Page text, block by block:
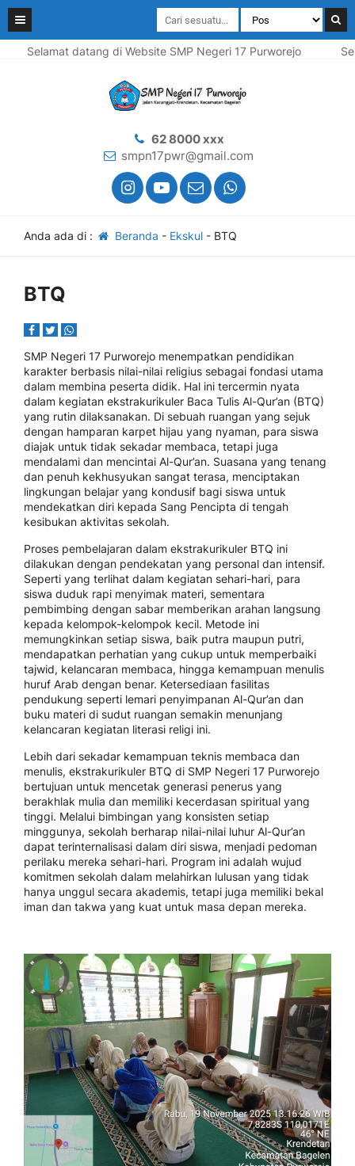
Selamat datang di Website SMP Negeri 17 Purworejo
62 8000 xxx
smpn17pwr@gmail.com
Anda ada di : Beranda - Ekskul- BTQ
BTQ
SMP Negeri 17 Purworejo menempatkan pendidikan
karakter berbasis nilai-nilai religius sebagai fondasi utama
dalam membina peserta didik. Hal ini tercermin nyata
dalam kegiatan ekstrakurikuler Baca Tulis Al-Qur’an (BTQ)
yang rutin dilaksanakan. Di sebuah ruangan yang sejuk
dengan hamparan karpet hijau yang nyaman, para siswa
diajak untuk tidak sekadar membaca, tetapi juga
mendalami dan mencintai Al-Qur’an. Suasana yang tenang
dan penuh kekhusyukan sangat terasa, menciptakan
lingkungan belajar yang kondusif bagi siswa untuk
mendekatkan diri kepada Sang Pencipta di tengah
kesibukan aktivitas sekolah.
Proses pembelajaran dalam ekstrakurikuler BTQ ini
dilakukan dengan pendekatan yang personal dan intensif.
Seperti yang terlihat dalam kegiatan sehari-hari, para
siswa duduk rapi menyimak materi, sementara
pembimbing dengan sabar memberikan arahan langsung
kepada kelompok-kelompok kecil. Metode ini
memungkinkan setiap siswa, baik putra maupun putri,
mendapatkan perhatian yang cukup untuk memperbaiki
tajwid, kelancaran membaca, hingga kemampuan menulis
huruf Arab dengan benar. Ketersediaan fasilitas
pendukung seperti lemari penyimpanan Al-Qur’an dan
buku materi di sudut ruangan semakin menunjang
kelancaran kegiatan literasi religi ini.
Lebih dari sekadar kemampuan teknis membaca dan
menulis, ekstrakurikuler BTQ di SMP Negeri 17 Purworejo
bertujuan untuk mencetak generasi penerus yang
berakhlak mulia dan memiliki kecerdasan spiritual yang
tinggi. Melalui bimbingan yang konsisten setiap
minggunya, sekolah berharap nilai-nilai luhur Al-Qur’an
dapat terinternalisasi dalam diri siswa, menjadi pedoman
perilaku mereka sehari-hari. Program ini adalah wujud
komitmen sekolah dalam melahirkan lulusan yang tidak
hanya unggul secara akademis, tetapi juga memiliki bekal
iman dan takwa yang kuat untuk masa depan mereka.